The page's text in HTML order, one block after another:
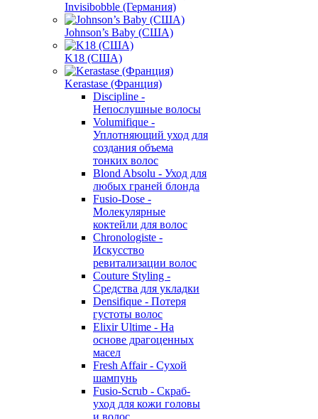
Invisibobble (Германия)
Johnson’s Baby (США)
K18 (США)
Kerastase (Франция)
Discipline -
Непослушные волосы
Volumifique -
Уплотняющий уход для
создания объема
тонких волос
Blond Absolu - Уход для
любых граней блонда
Fusio-Dose -
Молекулярные
коктейли для волос
Chronologiste -
Искусство
ревитализации волос
Couture Styling -
Средства для укладки
Densifique - Потеря
густоты волос
Elixir Ultime - На
основе драгоценных
масел
Fresh Affair - Сухой
шампунь
Fusio-Scrub - Скраб-
уход для кожи головы
и волос